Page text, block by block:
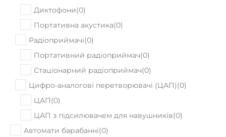
Диктофони(0)
Портативна акустика(0)
Радіоприймачі(0)
Портативний радіоприймач(0)
Стаціонарний радіоприймач(0)
Цифро-аналогові перетворювачі (ЦАП)(0)
ЦАП(0)
ЦАП з підсилювачем для навушників(0)
Автомати барабанні(0)